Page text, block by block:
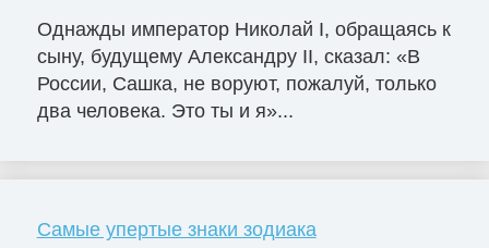
Однажды император Николай I, обращаясь к
сыну, будущему Александру II, сказал: «В
России, Сашка, не воруют, пожалуй, только
два человека. Это ты и я»...
Самые упертые знаки зодиака